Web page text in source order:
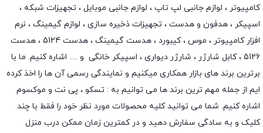
کامپیوتر ، لوازم جانبی لپ تاپ ، لوازم جانبی موبایل ، تجهیزات شبکه ،
اسپیکر ، هدفون و هدست ، تجهیزات ذخیره سازی ، لوازم گیمینگ ، نرم
افزار کامپیوتر ، موس ،کیبورد ، هدست گیمینگ
، هدست 5124 ، هدست
5126 ،
کابل شارژر ، شارژر دیواری ، اسپیکر خانگی و … اشاره کنیم. ما با
برترین برند های بازار همکاری میکنیم و نمایندگی رسمی آن ها را اخذ کرده
ایم از جمله مهم ترین برند ها می توانیم به : تسکو ، پی نت و موکسوم
اشاره کنیم. شما می توانید کلیه محصولات مورد نظر خود را فقط با چند
کلیک و به سادگی سفارش دهید و در کمترین زمان ممکن درب منزل